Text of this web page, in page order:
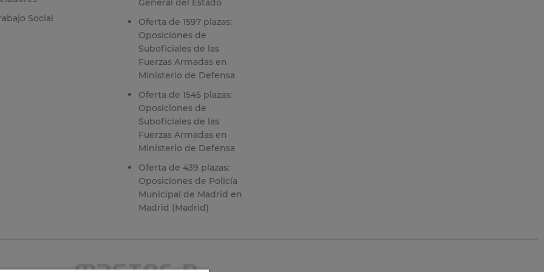
Social
General del Estado
Oferta de 1597 plazas:
Oposiciones de
Suboficiales de las
Fuerzas Armadas en
Ministerio de Defensa
Oferta de 1545 plazas:
Oposiciones de
Suboficiales de las
Fuerzas Armadas en
Ministerio de Defensa
Oferta de 439 plazas:
Oposiciones de Policía
Municipal de Madrid en
Madrid (Madrid)